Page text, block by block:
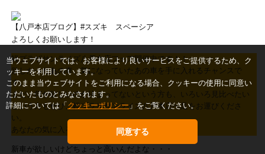
【八戸本店ブログ】#スズキ スペーシア
よろしくお願いします！
軽プラザサンライズ八戸本店フェア開催中です！！
欲しかったあの車 、気になっていたあの車
を手に入れるチャンスで
す。
まだ、何が欲しいのか決まってないという方も、いろいろ見比べたい
という方もぜひ、軽プラザサンライズ八戸本店へ足をお運びくださ
い。
あなたの気に入る1台が必ず見つかります！！
新車が欲しいけどちょっと高いんだよな・・・
当ウェブサイトでは、お客様により良いサービスをご提供するため、ク
ッキーを利用しています。
このまま当ウェブサイトをご利用になる場合、クッキーの使用に同意い
ただいたものとみなされます。
詳細については「クッキーポリシー」をご覧ください。
同意する